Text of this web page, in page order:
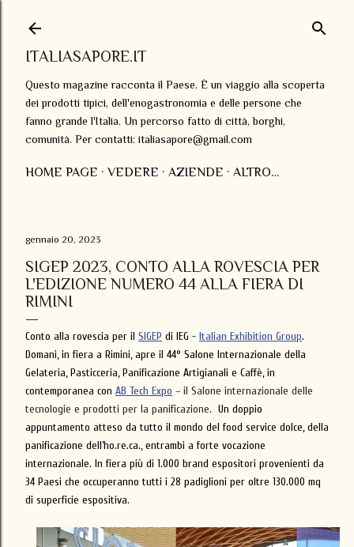
ITALIASAPORE.IT
Questo magazine racconta il Paese. È un viaggio alla scoperta
dei prodotti tipici, dell'enogastronomia e delle persone che
fanno grande l'Italia. Un percorso fatto di città, borghi,
comunità. Per contatti: italiasapore@gmail.com
HOME PAGE VEDERE AZIENDE ALTRO…
gennaio 20, 2023
SIGEP 2023, CONTO ALLA ROVESCIA PER
L'EDIZIONE NUMERO 44 ALLA FIERA DI
RIMINI
Conto alla rovescia per il SIGEP di IEG - Italian Exhibition Group.
Domani, in fiera a Rimini, apre il 44° Salone Internazionale della
Gelateria, Pasticceria, Panificazione Artigianali e Caffè, in
contemporanea con AB Tech Expo – il Salone internazionale delle
tecnologie e prodotti per la panificazione. Un doppio
appuntamento atteso da tutto il mondo del food service dolce, della
panificazione dell’ho.re.ca., entrambi a forte vocazione
internazionale. In fiera più di 1.000 brand espositori provenienti da
34 Paesi che occuperanno tutti i 28 padiglioni per oltre 130.000 mq
di superficie espositiva.